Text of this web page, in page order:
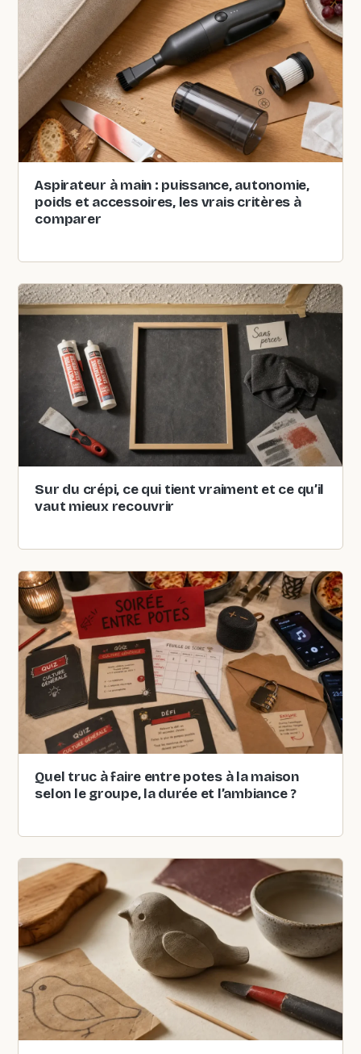
Aspirateur à main : puissance, autonomie,
poids et accessoires, les vrais critères à
comparer
Sur du crépi, ce qui tient vraiment et ce qu’il
vaut mieux recouvrir
Quel truc à faire entre potes à la maison
selon le groupe, la durée et l’ambiance ?